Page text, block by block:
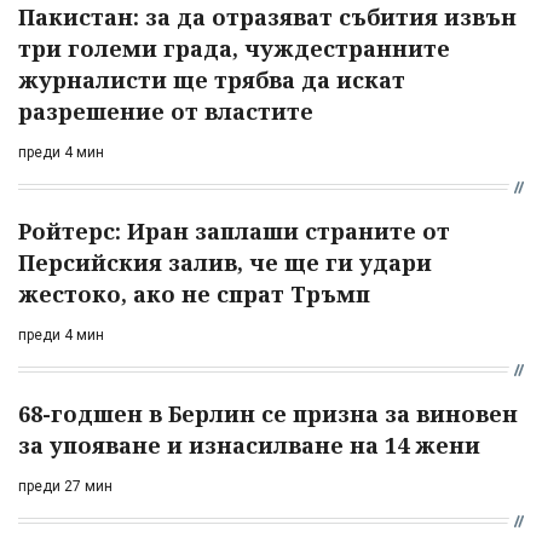
Пакистан: за да отразяват събития извън
три големи града, чуждестранните
журналисти ще трябва да искат
разрешение от властите
преди 4 мин
Ройтерс: Иран заплаши страните от
Персийския залив, че ще ги удари
жестоко, ако не спрат Тръмп
преди 4 мин
68-годшен в Берлин се призна за виновен
за упояване и изнасилване на 14 жени
преди 27 мин